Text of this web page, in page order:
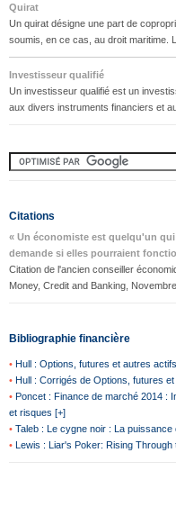
Quirat
Un quirat désigne une part de
soumis, en ce cas, au droit maritime.
Investisseur qualifié
Un investisseur qualifié est un
aux divers instruments financiers et
Citations
« Un économiste est quelqu'un
demande si elles pourraient
Citation de l'ancien conseiller
Money, Credit and Banking, Novembre
Bibliographie financière
• Hull : Options, futures et autres
• Hull : Corrigés de Options, futures
• Poncet : Finance de marché 2014 :
et risques [+]
• Taleb : Le cygne noir : La puissance
• Lewis : Liar's Poker: Rising